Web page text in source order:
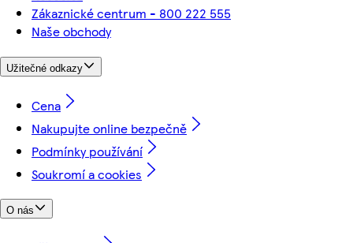
Zákaznické centrum - 800 222 555
Naše obchody
Užitečné odkazy
Cena
Nakupujte online bezpečně
Podmínky používání
Soukromí a cookies
O nás